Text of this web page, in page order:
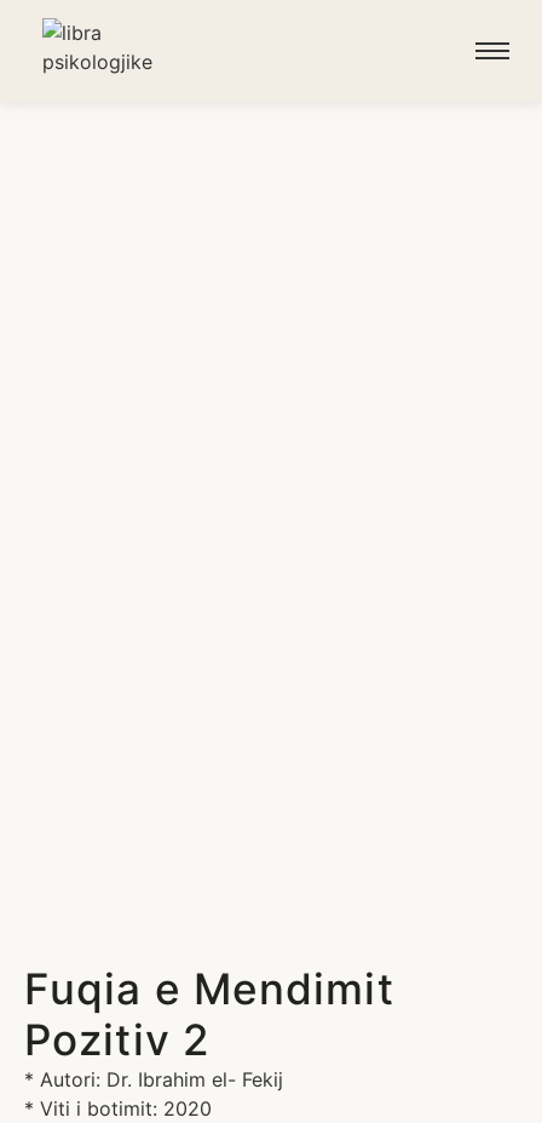
Fuqia e Mendimit
Pozitiv 2
* Autori: Dr. Ibrahim el- Fekij
* Viti i botimit: 2020